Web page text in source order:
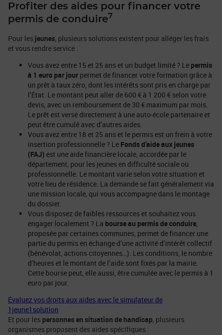
Profiter des aides pour financer votre
permis de conduire7
Pour les jeunes, plusieurs solutions existent pour alléger les frais
et vous rendre service :
Vous avez entre 15 et 25 ans et un budget limité ? Le permis
à 1 euro par jour permet de financer votre formation grâce à
un prêt à taux zéro, dont les intérêts sont pris en charge par
l’État. Le montant peut aller de 600 € à 1 200 € selon votre
devis, avec un remboursement de 30 € maximum par mois.
Le prêt est versé directement à une auto-école partenaire et
peut être cumulé avec d’autres aides.
Vous avez entre 18 et 25 ans et le permis est un frein à votre
insertion professionnelle ? Le Fonds d’aide aux jeunes
(FAJ) est une aide financière locale, accordée par le
département, pour les jeunes en difficulté sociale ou
professionnelle. Le montant varie selon votre situation et
votre lieu de résidence. La demande se fait généralement via
une mission locale, qui vous accompagne dans le montage
du dossier.
Vous disposez de faibles ressources et souhaitez vous
engager localement ? La bourse au permis de conduire,
proposée par certaines communes, permet de financer une
partie du permis en échange d’une activité d’intérêt collectif
(bénévolat, actions citoyennes…). Les conditions, le nombre
d’heures et le montant de l’aide sont fixés par la mairie.
Cette bourse peut, elle aussi, être cumulée avec le permis à 1
euro par jour.
Évaluez vos droits aux aides avec le simulateur de
1jeune1solution
Et pour les personnes en situation de handicap, plusieurs
organismes proposent des aides spécifiques :